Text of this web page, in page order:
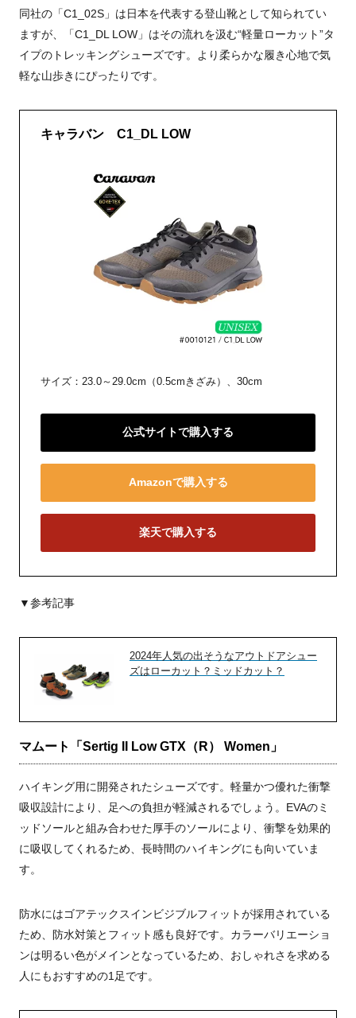
同社の「C1_02S」は日本を代表する登山靴として知られてい
ますが、「C1_DL LOW」はその流れを汲む“軽量ローカット”タ
イプのトレッキングシューズです。より柔らかな履き心地で気
軽な山歩きにぴったりです。
キャラバン C1_DL LOW
サイズ：23.0～29.0cm（0.5cmきざみ）、30cm
公式サイトで購入する
Amazonで購入する
楽天で購入する
▼参考記事
2024年人気の出そうなアウトドアシュー
ズはローカット？ミッドカット？
マムート「Sertig II Low GTX（R） Women」
ハイキング用に開発されたシューズです。軽量かつ優れた衝撃
吸収設計により、足への負担が軽減されるでしょう。EVAのミ
ッドソールと組み合わせた厚手のソールにより、衝撃を効果的
に吸収してくれるため、長時間のハイキングにも向いていま
す。
防水にはゴアテックスインビジブルフィットが採用されている
ため、防水対策とフィット感も良好です。カラーバリエーショ
ンは明るい色がメインとなっているため、おしゃれさを求める
人にもおすすめの1足です。